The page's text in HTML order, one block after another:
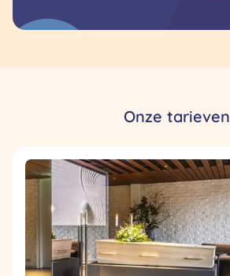
Onze tarieven